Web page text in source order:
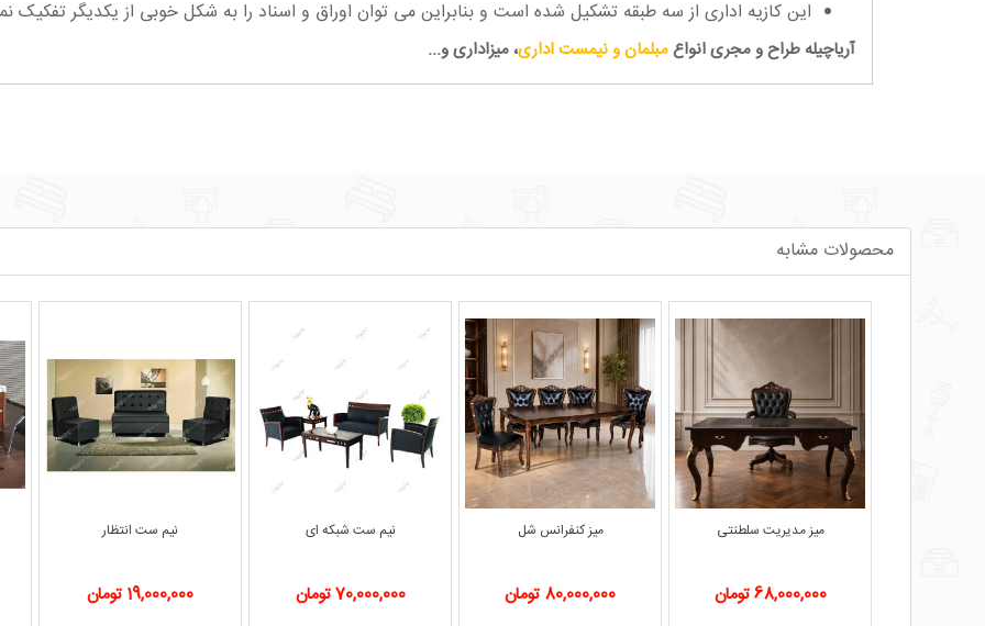
این کازیه اداری از سه طبقه تشکیل شده است و بنابراین می توان اوراق و اسناد را به شکل خوبی از یکدیگر تفکیک
آریاچیله طراح و مجری انواعمبلمان و نیمست اداری، میزاداری و...
محصولات مشابه
نیم ست انتظار
19,000,000 تومان
نیم ست شبکه ای
70,000,000 تومان
میز کنفرانس شل
80,000,000 تومان
میز مدیریت سلطنتی
68,000,000 تومان